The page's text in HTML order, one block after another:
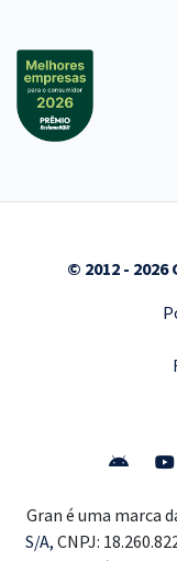
Prefeitura de Catalão -
© 2012 -
Gran é uma marca
S/A, CNPJ: